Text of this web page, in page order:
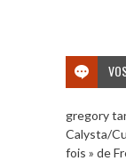
gregory
Calysta/
fois » de